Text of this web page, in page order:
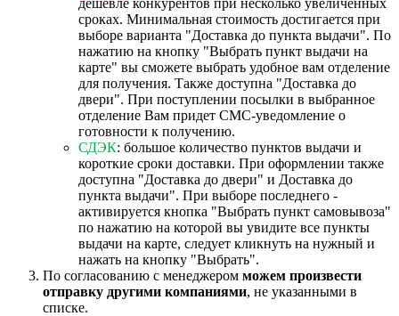
сроках. Минимальная стоимость достигается при
выборе варианта "Доставка до пункта выдачи". По
нажатию на кнопку "Выбрать пункт выдачи на
карте" вы сможете выбрать удобное вам отделение
для получения. Также доступна "Доставка до
двери". При поступлении посылки в выбранное
отделение Вам придет СМС-уведомление о
готовности к получению.
СДЭК: большое количество пунктов выдачи и
короткие сроки доставки. При оформлении также
доступна "Доставка до двери" и Доставка до
пункта выдачи". При выборе последнего -
активируется кнопка "Выбрать пункт самовывоза"
по нажатию на которой вы увидите все пункты
выдачи на карте, следует кликнуть на нужный и
нажать на кнопку "Выбрать".
По согласованию с менеджером можем произвести
отправку другими компаниями, не указанными в
списке.